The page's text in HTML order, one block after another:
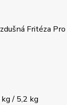
Fritéza
/ 5,2 kg